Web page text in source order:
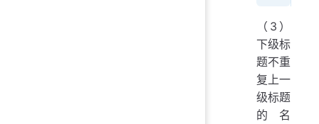
（3）
下级标
题不重
复上一
级标题
的名